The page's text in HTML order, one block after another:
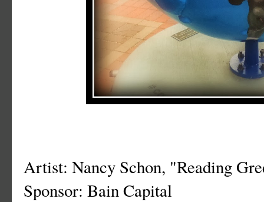
Artist: Nancy Schon, "Reading
Sponsor: Bain Capital